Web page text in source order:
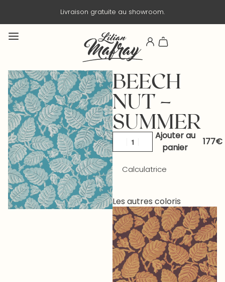
gratuite au showroom.
BEECH
NUT –
SUMMER
Ajouter au
panier
Calculatrice
Les autres coloris